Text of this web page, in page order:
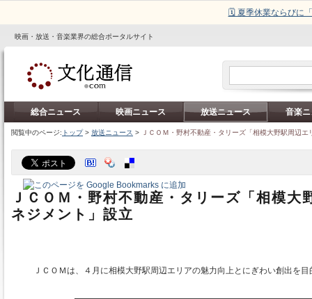
🗓️ 夏季休業ならびに
映画・放送・音楽業界の総合ポータルサイト
総合ニュース 映画ニュース 放送ニュース 音楽
閲覧中のページ: トップ> 放送ニュース > ＪＣＯＭ・野村不動産・タリーズ「相模大野駅周辺
ＪＣＯＭ・野村不動産・タリーズ「相模大
ネジメント」設立
ＪＣＯＭは、４月に相模大野駅周辺エリアの魅力向上とにぎわい創出を